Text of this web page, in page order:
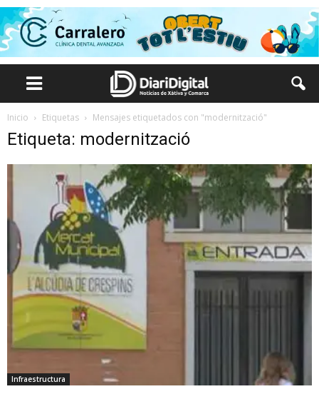
Inicio Etiquetas Mensajes etiquetados con "modernització"
Etiqueta: modernització
Infraestructura